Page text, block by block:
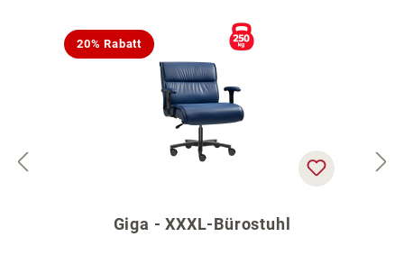
20% Rabatt
Giga - XXXL-Bürostuhl